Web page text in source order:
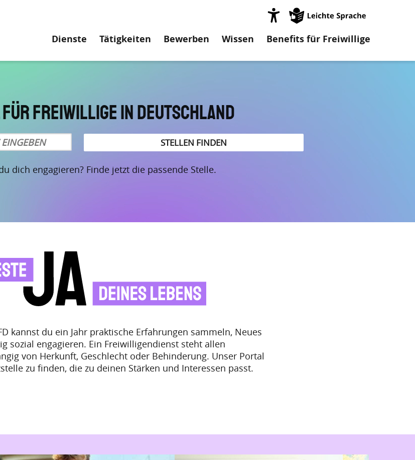
Dienste Tätigkeiten Bewerben Wissen Benefits für Freiwillige
für Freiwillige in Deutschland
dich engagieren? Finde jetzt die passende Stelle.
kannst du ein Jahr praktische Erfahrungen sammeln, Neues
sozial engagieren. Ein Freiwilligendienst steht allen
von Herkunft, Geschlecht oder Behinderung. Unser Portal
zu finden, die zu deinen Stärken und Interessen passt.